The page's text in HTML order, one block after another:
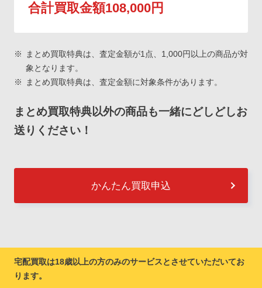
合計買取金額108,000円
まとめ買取特典は、査定金額が1点、1,000円以上の商品が対
象となります。
まとめ買取特典は、査定金額に対象条件があります。
まとめ買取特典以外の商品も一緒にどしどしお
送りください！
かんたん買取申込
宅配買取は18歳以上の方のみのサービスとさせていただいてお
ります。